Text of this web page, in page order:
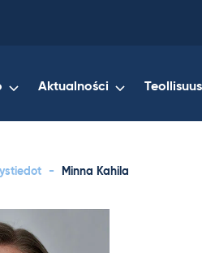
Aktualności
- Minna Kahila